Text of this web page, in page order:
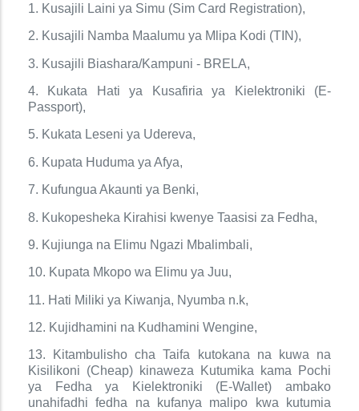
1. Kusajili Laini ya Simu (Sim Card Registration),
2. Kusajili Namba Maalumu ya Mlipa Kodi (TIN),
3. Kusajili Biashara/Kampuni - BRELA,
4. Kukata Hati ya Kusafiria ya Kielektroniki (E-
Passport),
5. Kukata Leseni ya Udereva,
6. Kupata Huduma ya Afya,
7. Kufungua Akaunti ya Benki,
8. Kukopesheka Kirahisi kwenye Taasisi za Fedha,
9. Kujiunga na Elimu Ngazi Mbalimbali,
10. Kupata Mkopo wa Elimu ya Juu,
11. Hati Miliki ya Kiwanja, Nyumba n.k,
12. Kujidhamini na Kudhamini Wengine,
13. Kitambulisho cha Taifa kutokana na kuwa na
Kisilikoni (Cheap) kinaweza Kutumika kama Pochi
ya Fedha ya Kielektroniki (E-Wallet) ambako
unahifadhi fedha na kufanya malipo kwa kutumia